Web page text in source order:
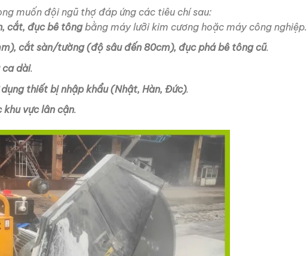
muốn đội ngũ thợ đáp ứng các tiêu chí sau:
cắt, đục bê tôngbằng máy lưỡi kim cương hoặc máy công nghiệp.
cắt sàn/tường (độ sâu đến 80cm), đục phá bê tông cũ.
ca dài.
thiết bị nhập khẩu (Nhật, Hàn, Đức).
vực lân cận.